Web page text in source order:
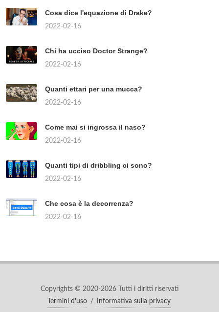
Cosa dice l'equazione di Drake?
2022-02-16
Chi ha ucciso Doctor Strange?
2022-02-16
Quanti ettari per una mucca?
2022-02-16
Come mai si ingrossa il naso?
2022-02-16
Quanti tipi di dribbling ci sono?
2022-02-16
Che cosa è la decorrenza?
2022-02-16
Copyrights © 2020-2026 Tutti i diritti riservati
Termini d'uso
/ Informativa sulla privacy